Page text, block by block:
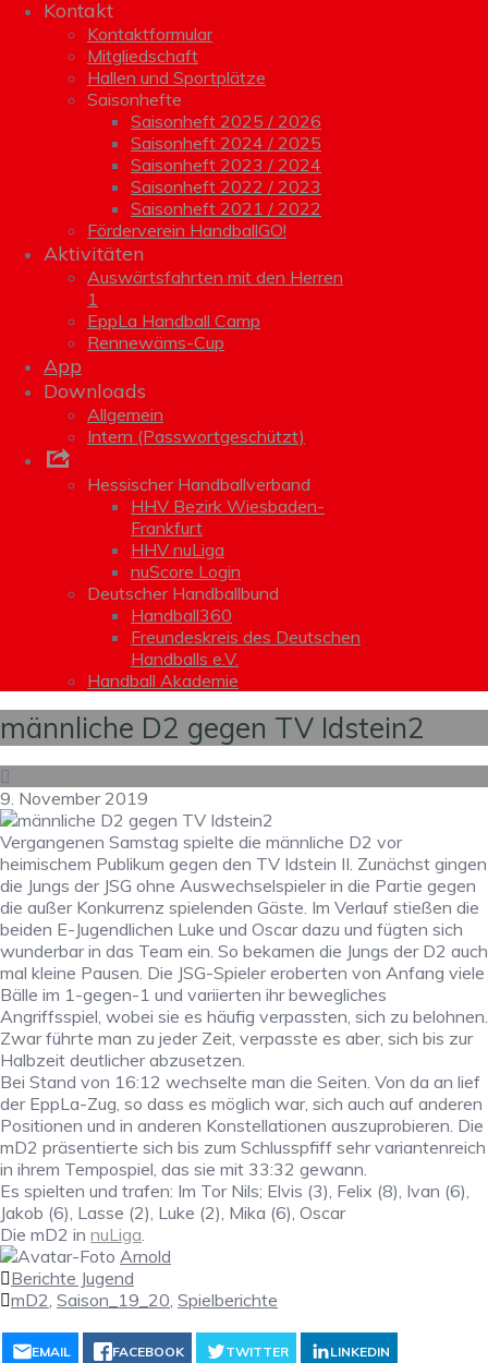
Kontakt
Kontaktformular
Mitgliedschaft
Hallen und Sportplätze
Saisonhefte
Saisonheft 2025 / 2026
Saisonheft 2024 / 2025
Saisonheft 2023 / 2024
Saisonheft 2022 / 2023
Saisonheft 2021 / 2022
Förderverein HandballGO!
Aktivitäten
Auswärtsfahrten mit den Herren
1
EppLa Handball Camp
Rennewäms-Cup
App
Downloads
Allgemein
Intern (Passwortgeschützt)
Hessischer Handballverband
HHV Bezirk Wiesbaden-
Frankfurt
HHV nuLiga
nuScore Login
Deutscher Handballbund
Handball360
Freundeskreis des Deutschen
Handballs e.V.
Handball Akademie
männliche D2 gegen TV Idstein2
9. November 2019
Vergangenen Samstag spielte die männliche D2 vor
heimischem Publikum gegen den TV Idstein II. Zunächst gingen
die Jungs der JSG ohne Auswechselspieler in die Partie gegen
die außer Konkurrenz spielenden Gäste. Im Verlauf stießen die
beiden E-Jugendlichen Luke und Oscar dazu und fügten sich
wunderbar in das Team ein. So bekamen die Jungs der D2 auch
mal kleine Pausen. Die JSG-Spieler eroberten von Anfang viele
Bälle im 1-gegen-1 und variierten ihr bewegliches
Angriffsspiel, wobei sie es häufig verpassten, sich zu belohnen.
Zwar führte man zu jeder Zeit, verpasste es aber, sich bis zur
Halbzeit deutlicher abzusetzen.
Bei Stand von 16:12 wechselte man die Seiten. Von da an lief
der EppLa-Zug, so dass es möglich war, sich auch auf anderen
Positionen und in anderen Konstellationen auszuprobieren. Die
mD2 präsentierte sich bis zum Schlusspfiff sehr variantenreich
in ihrem Tempospiel, das sie mit 33:32 gewann.
Es spielten und trafen: Im Tor Nils; Elvis (3), Felix (8), Ivan (6),
Jakob (6), Lasse (2), Luke (2), Mika (6), Oscar
Die mD2 in nuLiga
Arnold
Berichte Jugend
mD2 Saison_19_20 Spielberichte
EMAIL FACEBOOK TWITTER LINKEDIN